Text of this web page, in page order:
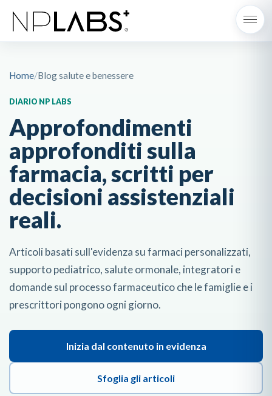
Home/Blog salute e benessere
DIARIO NP LABS
Approfondimenti
approfonditi sulla
farmacia, scritti per
decisioni assistenziali
reali.
Articoli basati sull'evidenza su farmaci personalizzati,
supporto pediatrico, salute ormonale, integratori e
domande sul processo farmaceutico che le famiglie e i
prescrittori pongono ogni giorno.
Inizia dal contenuto in evidenza
Sfoglia gli articoli